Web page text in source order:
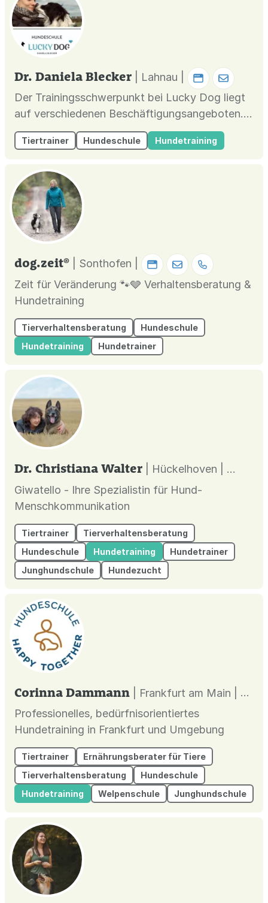
Dr. Daniela Blecker
| Lahnau |
Der Trainingsschwerpunkt bei Lucky Dog liegt
auf verschiedenen Beschäftigungsangeboten.
Die passende Beschäftigung für Hunde
befriedigt Bedürfnisse, lastet mental sowie
fördert die Mensch-Hund-Beziehung. Und
sollte nicht jeder Hund ein Hobby haben? B...
Tiertrainer Hundeschule Hundetraining
dog.zeit®
| Sonthofen |
Zeit für Veränderung 🐾🩶 Verhaltensberatung &
Hundetraining
Tierverhaltensberatung
Hundeschule
Hundetraining
Hundetrainer
Dr. Christiana Walter
| Hückelhoven |
Giwatello - Ihre Spezialistin für Hund-
Menschkommunikation
Tiertrainer
Tierverhaltensberatung
Hundeschule
Hundetraining
Hundetrainer
Junghundschule
Hundezucht
Corinna Dammann
| Frankfurt am Main |
Professionelles, bedürfnisorientiertes
Hundetraining in Frankfurt und Umgebung
Tiertrainer
Ernährungsberater für Tiere
Tierverhaltensberatung
Hundeschule
Hundetraining
Welpenschule Junghundschule